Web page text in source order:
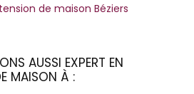
de maison Béziers
AUSSI EXPERT EN
MAISON À :